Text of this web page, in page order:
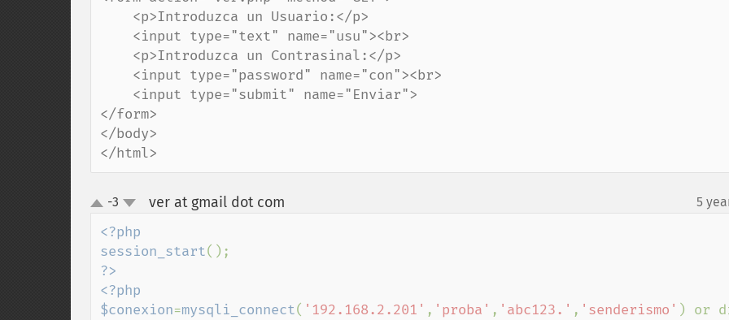
</form>
</body>
</html>
up-3 ver at gmail dot com 5
<?php
session_start
?>
<?php
$conexion=mysqli_connect( '192.168.2.201' , 'proba' , 'abc123.' , 'senderismo' ) or